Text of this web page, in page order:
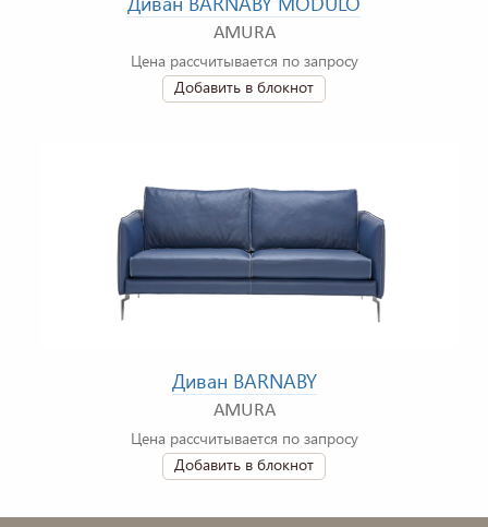
AMURA
Цена рассчитывается по запросу
Добавить в блокнот
Диван BARNABY
AMURA
Цена рассчитывается по запросу
Добавить в блокнот